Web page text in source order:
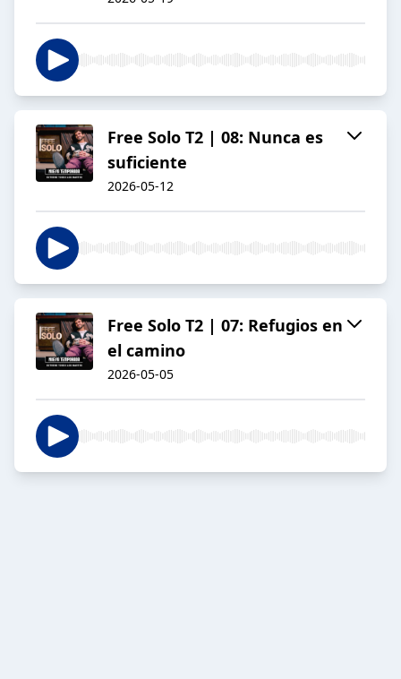
Free Solo T2 | 08: Nunca es
suficiente
2026-05-12
Free Solo T2 | 07: Refugios en
el camino
2026-05-05